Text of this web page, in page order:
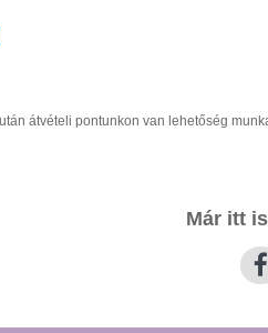
átvételi pontunkon van lehetőség
Már itt